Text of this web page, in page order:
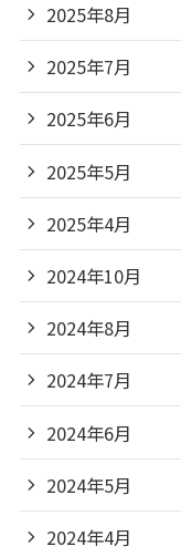
2025年8月
2025年7月
2025年6月
2025年5月
2025年4月
2024年10月
2024年8月
2024年7月
2024年6月
2024年5月
2024年4月